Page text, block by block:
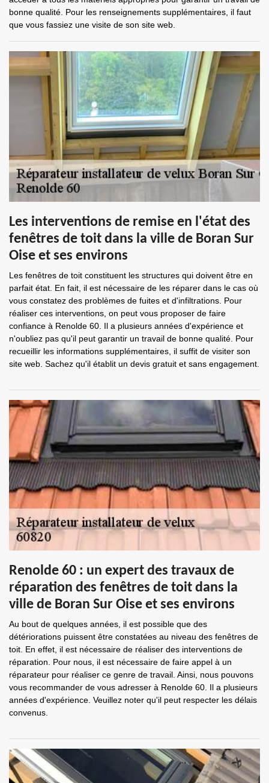
bonne qualité. Pour les renseignements supplémentaires, il faut
que vous fassiez une visite de son site web.
Les interventions de remise en l'état des
fenêtres de toit dans la ville de Boran Sur
Oise et ses environs
Les fenêtres de toit constituent les structures qui doivent être en
parfait état. En fait, il est nécessaire de les réparer dans le cas où
vous constatez des problèmes de fuites et d'infiltrations. Pour
réaliser ces interventions, on peut vous proposer de faire
confiance à Renolde 60. Il a plusieurs années d'expérience et
n'oubliez pas qu'il peut garantir un travail de bonne qualité. Pour
recueillir les informations supplémentaires, il suffit de visiter son
site web. Sachez qu'il établit un devis gratuit et sans engagement.
Renolde 60 : un expert des travaux de
réparation des fenêtres de toit dans la
ville de Boran Sur Oise et ses environs
Au bout de quelques années, il est possible que des
détériorations puissent être constatées au niveau des fenêtres de
toit. En effet, il est nécessaire de réaliser des interventions de
réparation. Pour nous, il est nécessaire de faire appel à un
réparateur pour réaliser ce genre de travail. Ainsi, nous pouvons
vous recommander de vous adresser à Renolde 60. Il a plusieurs
années d'expérience. Veuillez noter qu'il peut respecter les délais
convenus.